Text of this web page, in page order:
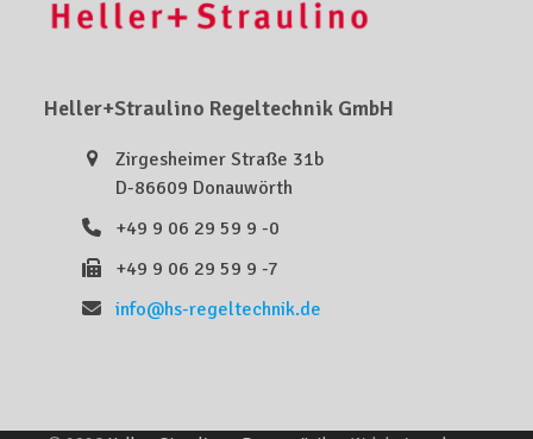
Heller+Straulino Regeltechnik GmbH
Zirgesheimer Straße 31b
D-86609 Donauwörth
+49 9 06 29 59 9 -0
+49 9 06 29 59 9 -7
info@hs-regeltechnik.de